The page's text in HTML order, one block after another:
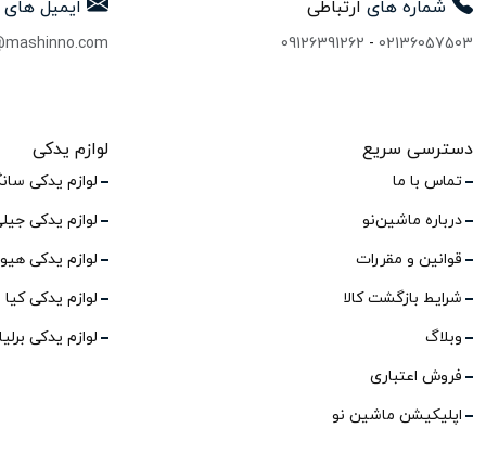
شماره های ارتباطی
02136057503
-
09126391262
ایمیل های
دسترسی سریع
تماس با ما
درباره ماشین‌نو
قوانین و مقررات
شرایط بازگشت کالا
وبلاگ
فروش اعتباری
اپلیکیشن ماشین نو
لوازم یدکی
لوازم یدکی
لوازم یدکی
لوازم یدکی
لوازم یدکی کیا
لوازم یدکی